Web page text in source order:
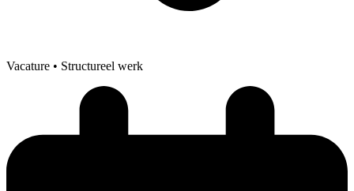
Vacature • Structureel werk